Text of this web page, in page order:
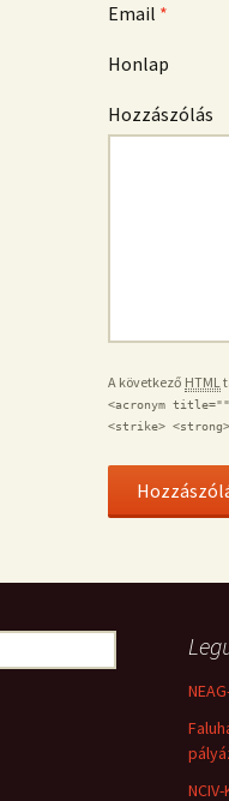
Email *
Honlap
Hozzászólás
A következő HTML
<acronym
<strike> <strong>